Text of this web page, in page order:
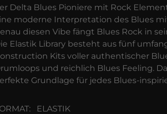
Delta Blues Pioniere mit Rock
moderne Interpretation des Blues
diesen Vibe fängt Blues Rock in
Elastik Library besteht aus fünf
Kits voller authentischer
und reichlich Blues Feeling.
Grundlage für jedes Blues-
ELASTIK